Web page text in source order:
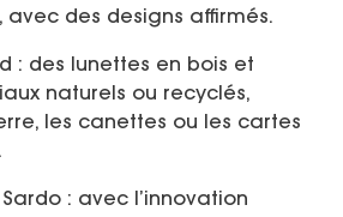
avec des designs affirmés.
: des lunettes en bois et
naturels ou recyclés,
les canettes ou les cartes
: avec l’innovation